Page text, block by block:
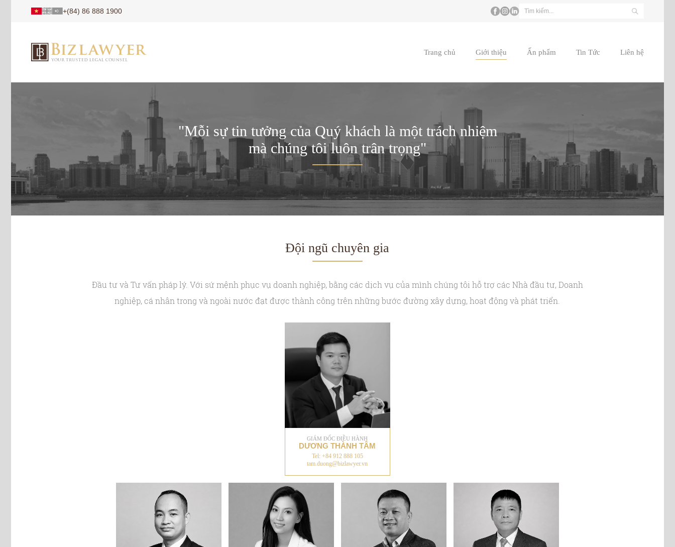
+(84) 86 888 1900
Trang chủ Giới thiệu Ấn phẩm Tin Tức Liên hệ
"Mỗi sự tin tưởng của Quý khách là một trách nhiệm
mà chúng tôi luôn trân trọng"
Đội ngũ chuyên gia
Đầu tư và Tư vấn pháp lý. Với sứ mệnh phục vụ doanh nghiệp, bằng các dịch vụ của mình chúng tôi hỗ trợ các Nhà đầu tư, Doanh
nghiệp, cá nhân trong và ngoài nước đạt được thành công trên những bước đường xây dựng, hoạt động và phát triển.
GIÁM ĐỐC ĐIỀU HÀNH
DƯƠNG THÀNH TÂM
Tel: +84 912 888 105
tam.duong@bizlawyer.vn